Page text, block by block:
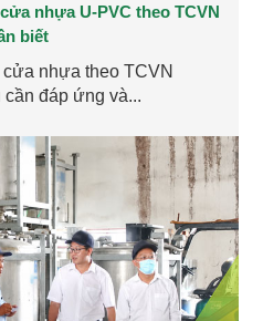
nhựa U-PVC theo TCVN
biết
nhựa theo TCVN
đáp ứng và...